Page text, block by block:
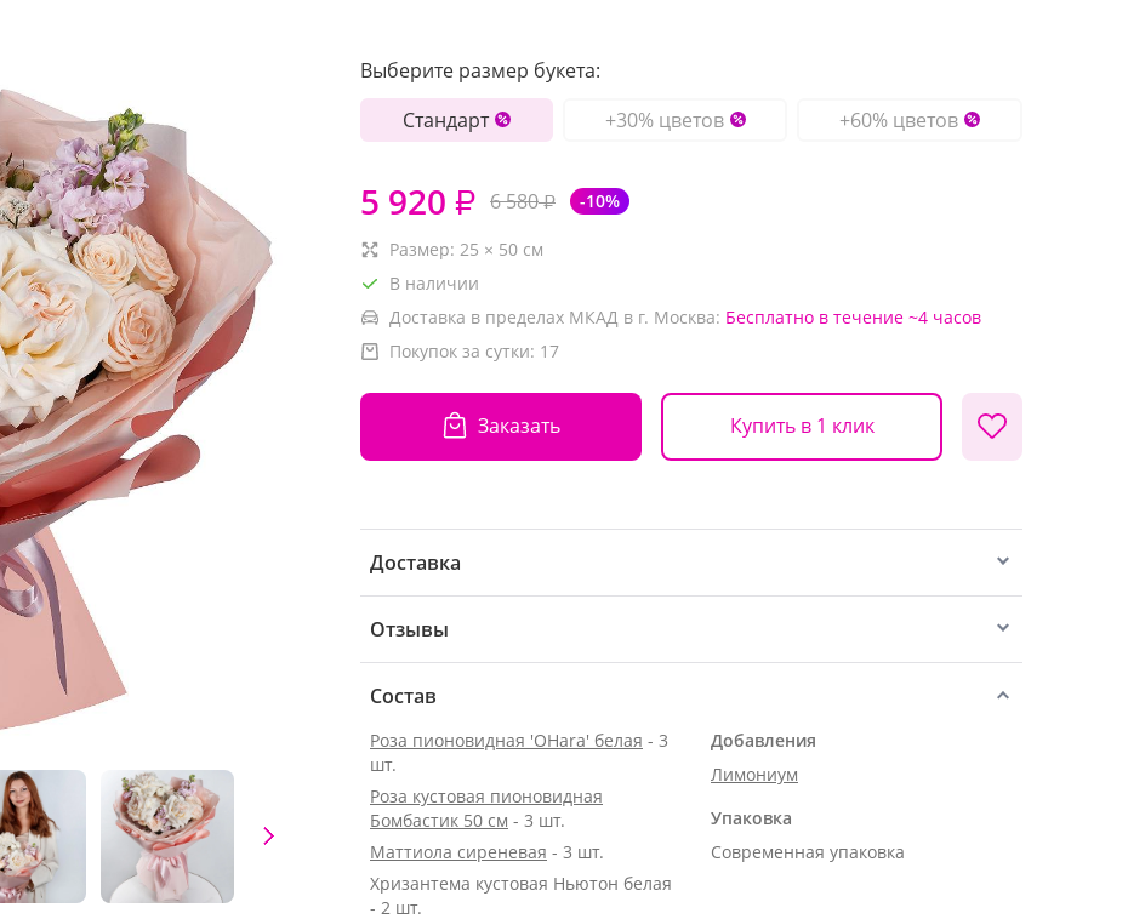
Выберите размер букета:
Стандарт
+30% цветов +60% цветов
5 920 ₽ 6 580₽ -10%
Размер: 25 × 50 см
В наличии
Доставка в пределах МКАД в г. Москва: Бесплатно в течение ~4 часов
Покупок за сутки: 17
Заказать Купить в 1 клик
Доставка
Отзывы
Состав
Роза пионовидная 'OHara' белая - 3
шт.
Роза кустовая пионовидная
Бомбастик 50 см - 3 шт.
Маттиола сиреневая - 3 шт.
Хризантема кустовая Ньютон белая
- 2 шт.
Добавления
Лимониум
Упаковка
Современная упаковка